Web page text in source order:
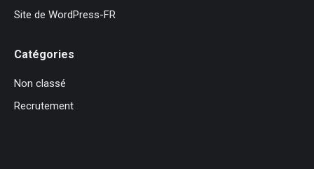
Site de WordPress-FR
Catégories
Non classé
Recrutement